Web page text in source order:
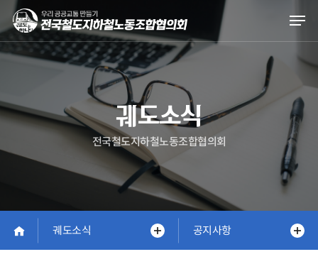
Skip
main
content
궤도소식
전국철도지하철노동조합협의회
궤도소식 공지사항